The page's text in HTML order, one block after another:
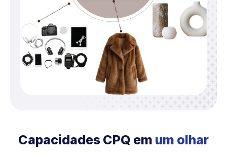
Capacidades CPQ em um olhar